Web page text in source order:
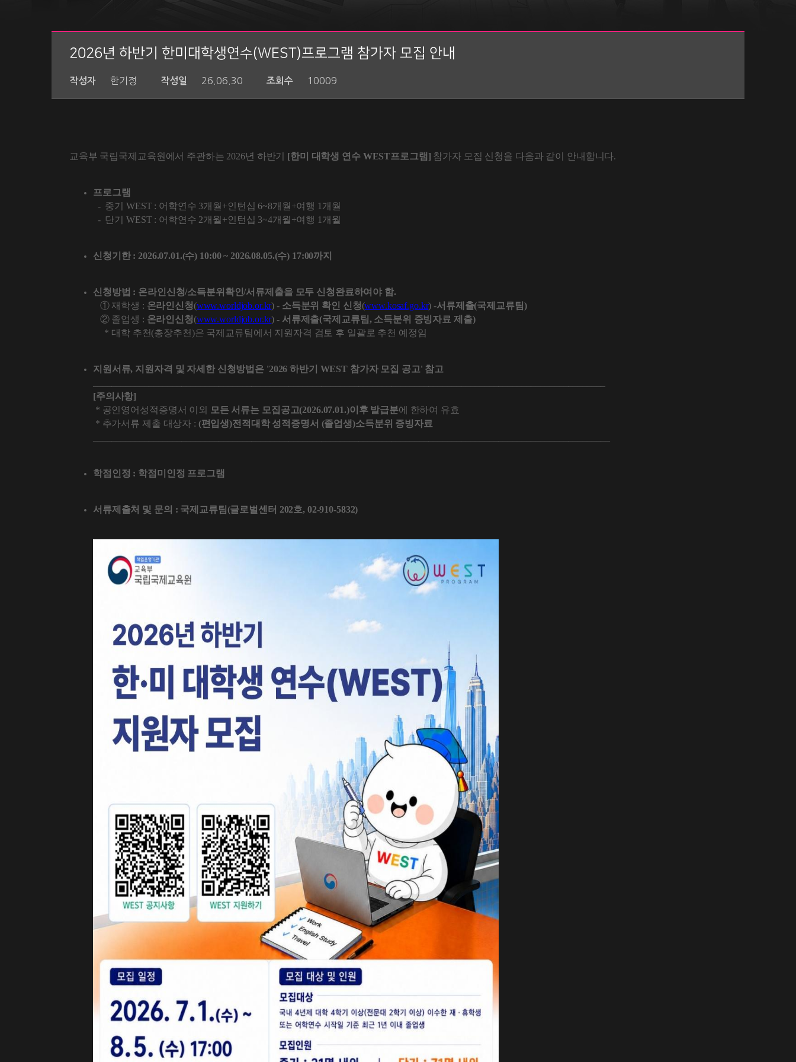
2026년 하반기 한미대학생연수(WEST)프로그램 참가자 모집 안내
작성자 한기정 작성일 26.06.30 조회수 10009
교육부 국립국제교육원에서 주관하는 2026년 하반기 [한미 대학생 연수 WEST프로그램] 참가자 모집 신청을 다음과 같이 안내합니다.
프로그램
- 중기 WEST : 어학연수 3개월+인턴십 6~8개월+여행 1개월
- 단기 WEST : 어학연수 2개월+인턴십 3~4개월+여행 1개월
신청기한 : 2026.07.01.(수) 10:00 ~ 2026.08.05.(수) 17:00까지
신청방법 : 온라인신청/소득분위확인/서류제출을 모두 신청완료하여야 함.
① 재학생 : 온라인신청(www.worldjob.or.kr) - 소득분위 확인 신청(www.kosaf.go.kr) -서류제출(국제교류팀)
② 졸업생 : 온라인신청(www.worldjob.or.kr) - 서류제출(국제교류팀, 소득분위 증빙자료 제출)
* 대학 추천(총장추천)은 국제교류팀에서 지원자격 검토 후 일괄로 추천 예정임
지원서류, 지원자격 및 자세한 신청방법은 '2026 하반기 WEST 참가자 모집 공고' 참고
[주의사항]
* 공인영어성적증명서 이외
모든 서류는 모집공고(2026.07.01.)이후 발급분에 한하여 유효
* 추가서류 제출 대상자 : (편입생)전적대학 성적증명서 (졸업생)소득분위 증빙자료
학점인정 : 학점미인정 프로그램
서류제출처 및 문의 : 국제교류팀(글로벌센터 202호, 02-910-5832)